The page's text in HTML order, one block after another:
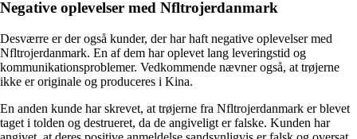
Negative oplevelser med Nfltrojerdanmark
Desværre er der også kunder, der har haft negative oplevelser med
Nfltrojerdanmark. En af dem har oplevet lang leveringstid og
kommunikationsproblemer. Vedkommende nævner også, at trøjerne
ikke er originale og produceres i Kina.
En anden kunde har skrevet, at trøjerne fra Nfltrojerdanmark er blevet
taget i tolden og destrueret, da de angiveligt er falske. Kunden har